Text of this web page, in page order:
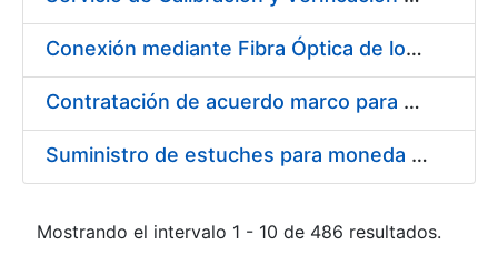
Conexión mediante Fibra Óptica de los Centros de Proceso de Datos (CPDs) de las sedes de la FNMT-RCM de Burgos y Madrid
Contratación de acuerdo marco para el Suministro de Material de Electricidad para la Fábrica Nacional de Moneda y Timbre-Real Casa de la Moneda en su centro de trabajo de Burgos
Suministro de estuches para moneda de 30 €
Mostrando el intervalo 1 - 10 de 486 resultados.